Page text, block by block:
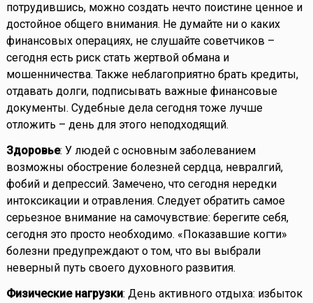
потрудившись, можно создать нечто поистине ценное и
достойное общего внимания. Не думайте ни о каких
финансовых операциях, не слушайте советчиков –
сегодня есть риск стать жертвой обмана и
мошенничества. Также неблагоприятно брать кредиты,
отдавать долги, подписывать важные финансовые
документы. Судебные дела сегодня тоже лучше
отложить – день для этого неподходящий.
Здоровье: У людей с основным заболеванием
возможны обострение болезней сердца, невралгий,
фобий и депрессий. Замечено, что сегодня нередки
интоксикации и отравления. Следует обратить самое
серьезное внимание на самочувствие: берегите себя,
сегодня это просто необходимо. «Показавшие когти»
болезни предупреждают о том, что вы выбрали
неверный путь своего духовного развития.
Физические нагрузки: День активного отдыха: избыток